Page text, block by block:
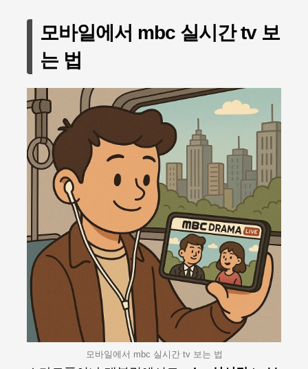
모바일에서 mbc 실시간 tv 보
는 법
모바일에서 mbc 실시간 tv 보는 법